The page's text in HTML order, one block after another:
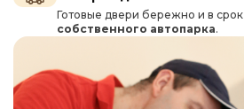
Готовые двери бережно и в срок
собственного автопарка.